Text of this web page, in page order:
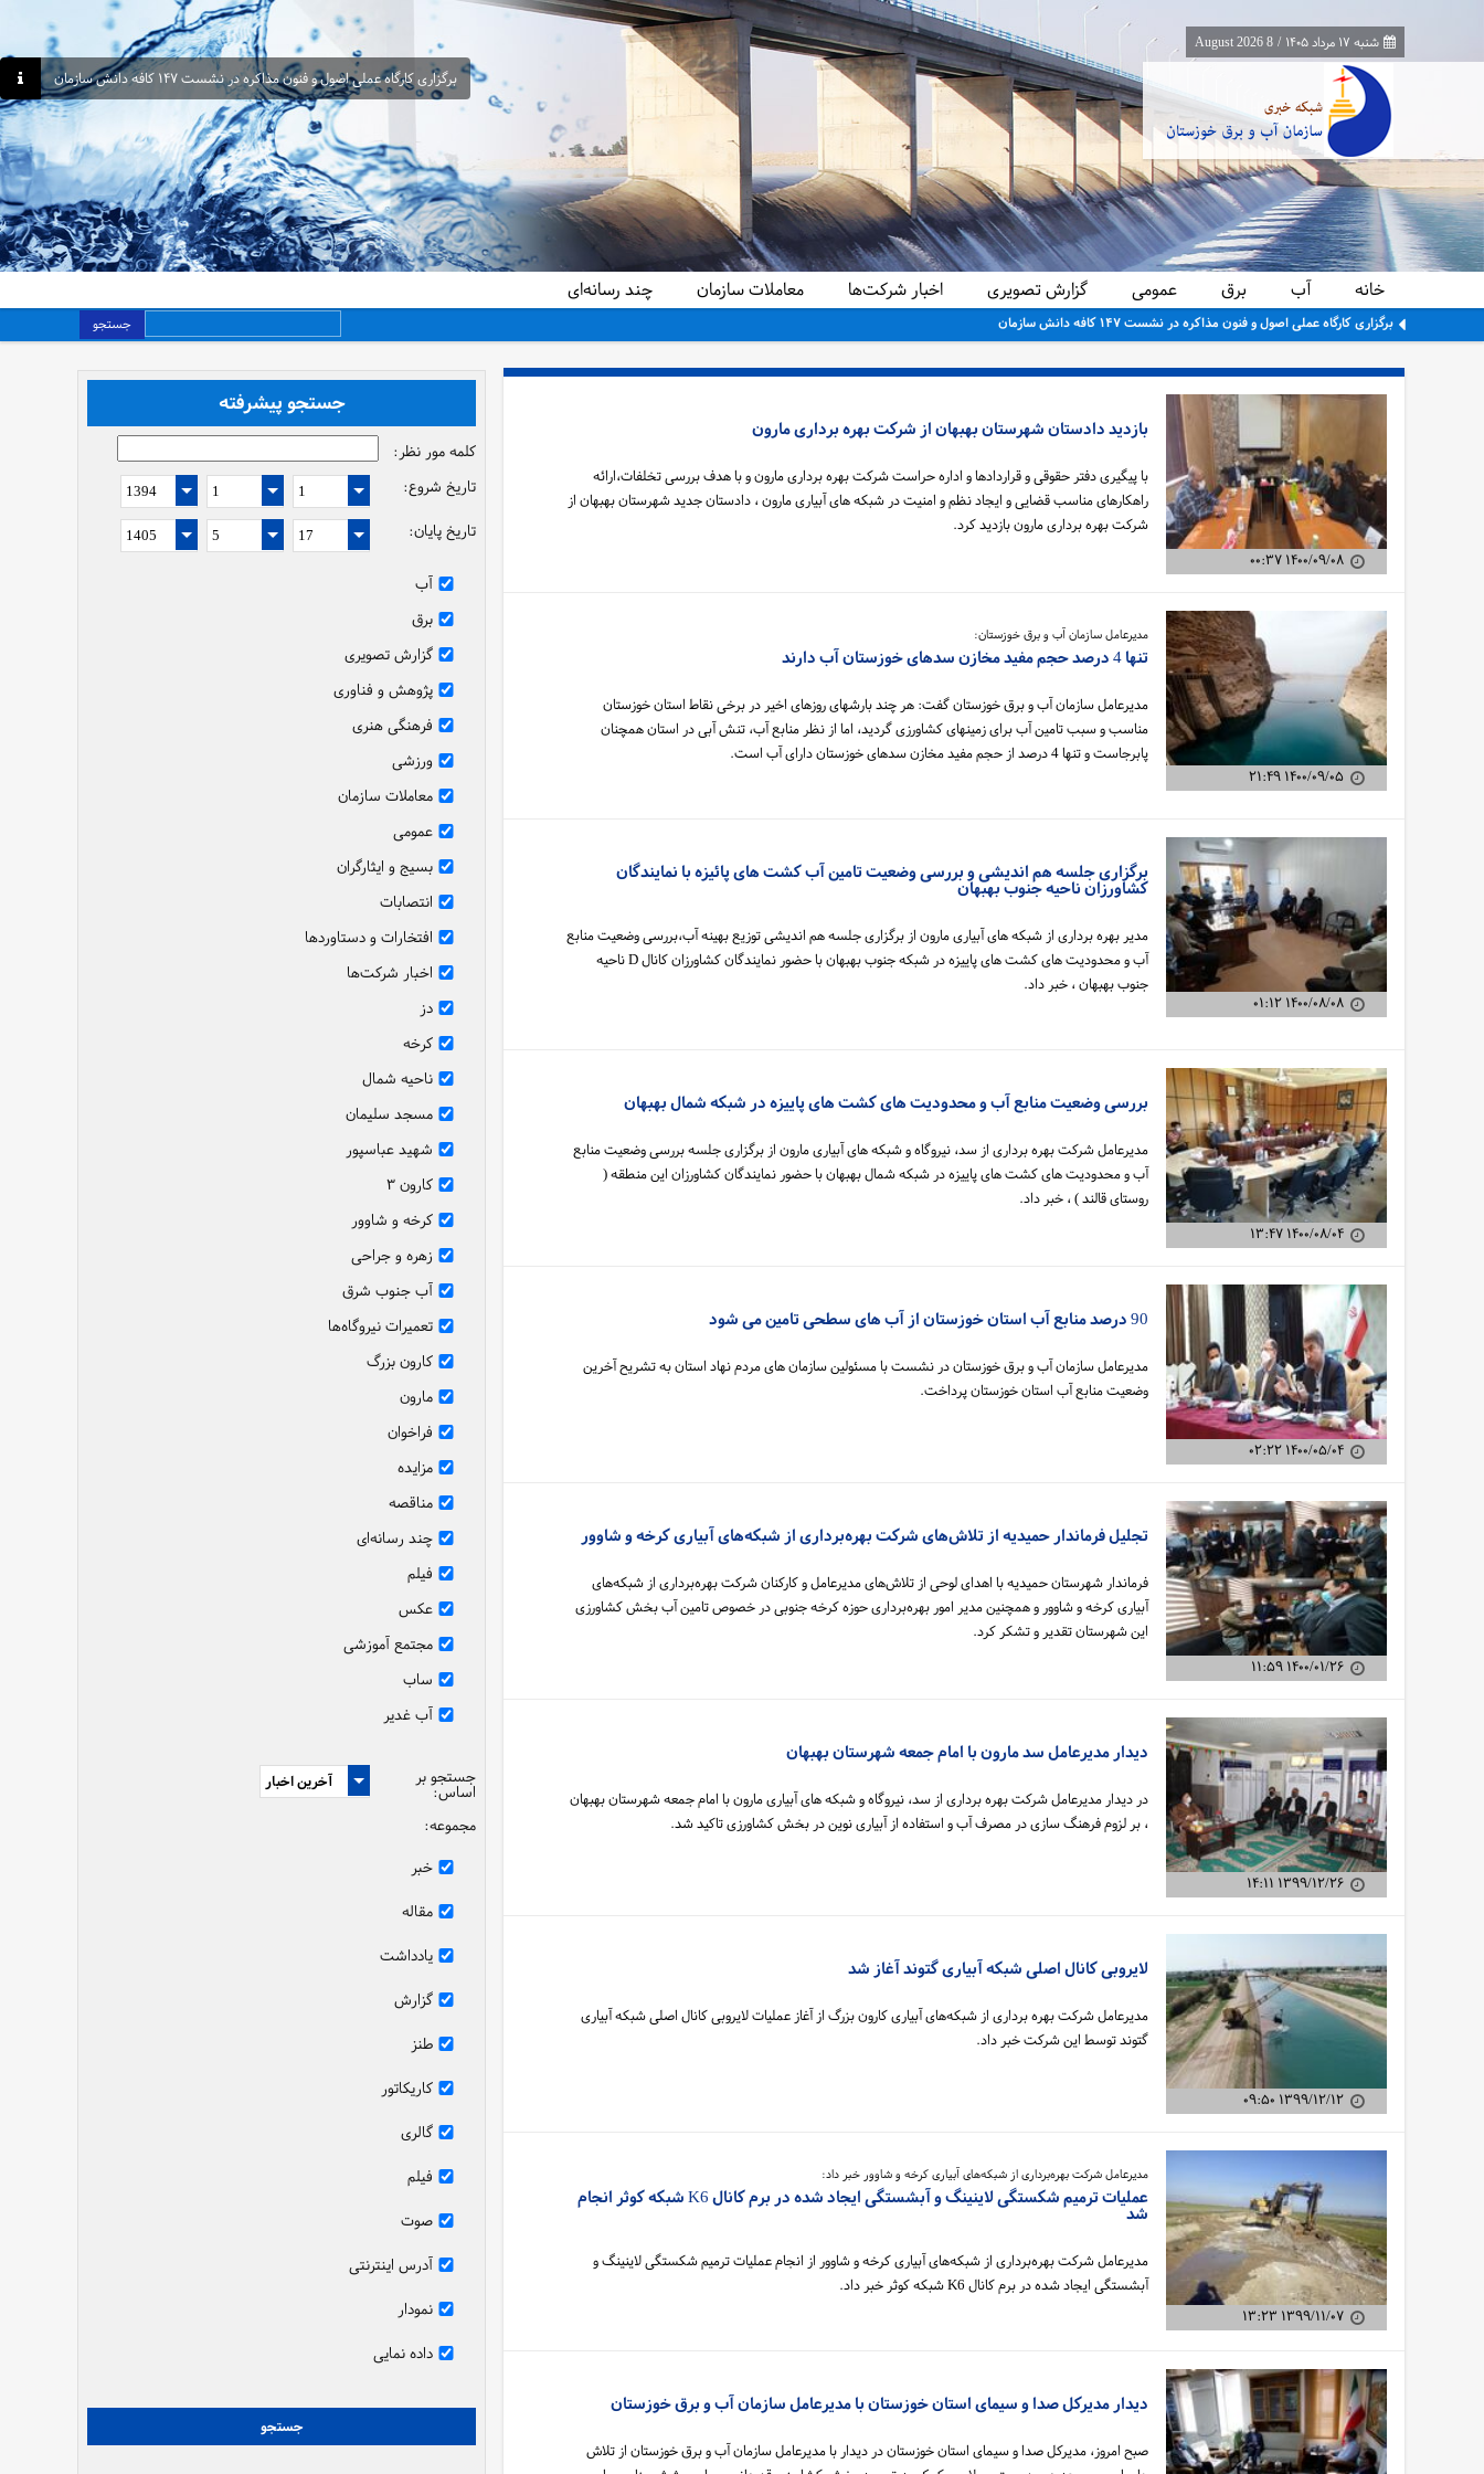
شنبه ۱۷ مرداد ۱۴۰۵ /
8 August 2026
برگزاری کارگاه عملی اصول و فنون مذاکره در نشست ۱۴۷ کافه دانش سازمان
خانه آب برق عمومی گزارش تصویری اخبار شرکت‌ها معاملات سازمان چند رسانه‌ای
جمع‌آوری ۳۰ لوله سیفون غیرمجاز از شبکه آبیاری حمیدیه در راستای ساماندهی و تحقق عدالت آبی جستجو
۱۴۰۰/۰۹/۰۸ ۰۰:۳۷
بازدید دادستان شهرستان بهبهان از شرکت بهره برداری مارون
با پیگیری دفتر حقوقی و قراردادها و اداره حراست شرکت بهره برداری مارون و با هدف بررسی تخلفات،ارائه
راهکارهای مناسب قضایی و ایجاد نظم و امنیت در شبکه های آبیاری مارون ، دادستان جدید شهرستان بهبهان از
شرکت بهره برداری مارون بازدید کرد.
۱۴۰۰/۰۹/۰۵ ۲۱:۴۹
مدیرعامل سازمان آب و برق خوزستان:
تنها 4 درصد حجم مفید مخازن سدهای خوزستان آب دارند
مدیرعامل سازمان آب و برق خوزستان گفت: هر چند بارشهای روزهای اخیر در برخی نقاط استان خوزستان
مناسب و سبب تامین آب برای زمینهای کشاورزی گردید، اما از نظر منابع آب، تنش آبی در استان همچنان
پابرجاست و تنها 4 درصد از حجم مفید مخازن سدهای خوزستان دارای آب است.
۱۴۰۰/۰۸/۰۸ ۰۱:۱۲
برگزاری جلسه هم اندیشی و بررسی وضعیت تامین آب کشت های پائیزه با نمایندگان
کشاورزان ناحیه جنوب بهبهان
مدیر بهره برداری از شبکه های آبیاری مارون از برگزاری جلسه هم اندیشی توزیع بهینه آب،بررسی وضعیت منابع
آب و محدودیت های کشت های پاییزه در شبکه جنوب بهبهان با حضور نمایندگان کشاورزان کانال D ناحیه
جنوب بهبهان ، خبر داد.
۱۴۰۰/۰۸/۰۴ ۱۳:۴۷
بررسی وضعیت منابع آب و محدودیت های کشت های پاییزه در شبکه شمال بهبهان
مدیرعامل شرکت بهره برداری از سد، نیروگاه و شبکه های آبیاری مارون از برگزاری جلسه بررسی وضعیت منابع
آب و محدودیت های کشت های پاییزه در شبکه شمال بهبهان با حضور نمایندگان کشاورزان این منطقه (
روستای قالند ) ، خبر داد.
۱۴۰۰/۰۵/۰۴ ۰۲:۲۲
90 درصد منابع آب استان خوزستان از آب های سطحی تامین می شود
مدیرعامل سازمان آب و برق خوزستان در نشست با مسئولین سازمان های مردم نهاد استان به تشریح آخرین
وضعیت منابع آب استان خوزستان پرداخت.
۱۴۰۰/۰۱/۲۶ ۱۱:۵۹
تجلیل فرماندار حمیدیه از تلاش‌های شرکت بهره‌برداری از شبکه‌های آبیاری کرخه و شاوور
فرماندار شهرستان حمیدیه با اهدای لوحی از تلاش‌های مدیرعامل و کارکنان شرکت بهره‌برداری از شبکه‌های
آبیاری کرخه و شاوور و همچنین مدیر امور بهره‌برداری حوزه کرخه جنوبی در خصوص تامین آب بخش کشاورزی
این شهرستان تقدیر و تشکر کرد.
۱۳۹۹/۱۲/۲۶ ۱۴:۱۱
دیدار مدیرعامل سد مارون با امام جمعه شهرستان بهبهان
در دیدار مدیرعامل شرکت بهره برداری از سد، نیروگاه و شبکه های آبیاری مارون با امام جمعه شهرستان بهبهان
، بر لزوم فرهنگ سازی در مصرف آب و استفاده از آبیاری نوین در بخش کشاورزی تاکید شد.
۱۳۹۹/۱۲/۱۲ ۰۹:۵۰
لایروبی کانال اصلی شبکه آبیاری گتوند آغاز شد
مدیرعامل شرکت بهره برداری از شبکه‌های آبیاری کارون بزرگ از آغاز عملیات لایروبی کانال اصلی شبکه آبیاری
گتوند توسط این شرکت خبر داد.
۱۳۹۹/۱۱/۰۷ ۱۳:۲۳
مدیرعامل شرکت بهره‌برداری از شبکه‌های آبیاری کرخه و شاوور خبر داد:
عملیات ترمیم شکستگی لاینینگ و آبشستگی ایجاد شده در برم کانال K6 شبکه کوثر انجام
شد
مدیرعامل شرکت بهره‌برداری از شبکه‌های آبیاری کرخه و شاوور از انجام عملیات ترمیم شکستگی لاینینگ و
آبشستگی ایجاد شده در برم کانال K6 شبکه کوثر خبر داد.
دیدار مدیرکل صدا و سیمای استان خوزستان با مدیرعامل سازمان آب و برق خوزستان
صبح امروز، مدیرکل صدا و سیمای استان خوزستان در دیدار با مدیرعامل سازمان آب و برق خوزستان از تلاش
جستجو پیشرفته
کلمه مور نظر:
تاریخ شروع:
تاریخ پایان:
آب
برق
گزارش تصویری
پژوهش و فناوری
فرهنگی هنری
ورزشی
معاملات سازمان
عمومی
بسیج و ایثارگران
انتصابات
افتخارات و دستاوردها
اخبار شرکت‌ها
دز
کرخه
ناحیه شمال
مسجد سلیمان
شهید عباسپور
کارون ۳
کرخه و شاوور
زهره و جراحی
آب جنوب شرق
تعمیرات نیروگاه‌ها
کارون بزرگ
مارون
فراخوان
مزایده
مناقصه
چند رسانه‌ای
فیلم
عکس
مجتمع آموزشی
ساب
آب غدیر
جستجو بر
اساس:
مجموعه:
خبر
مقاله
یادداشت
گزارش
طنز
کاریکاتور
گالری
فیلم
صوت
آدرس اینترنتی
نمودار
داده نمایی